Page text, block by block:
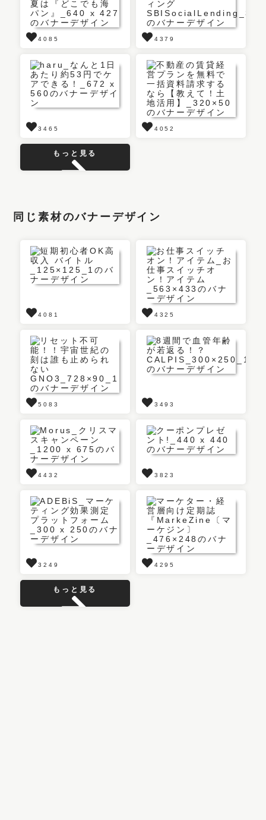
4085 4379
3465 4052
もっと見る
同じ素材のバナーデザイン
4081 4325
5083 3493
4432 3823
3249 4295
もっと見る